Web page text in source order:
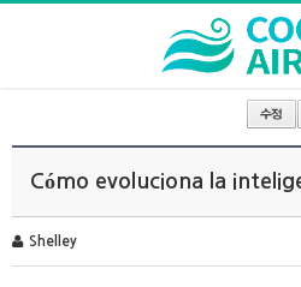
Cómo evoluciona la
Shelley